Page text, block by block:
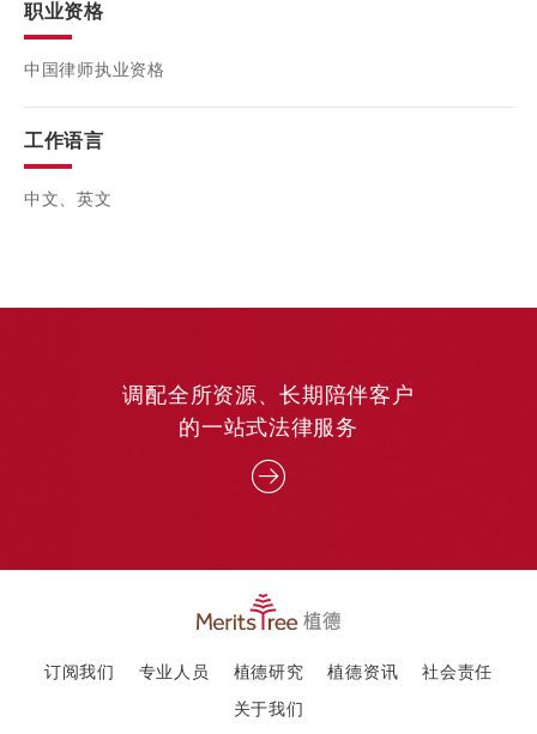
职业资格
中国律师执业资格
工作语言
中文、英文
调配全所资源、长期陪伴客户
的一站式法律服务
订阅我们 专业人员 植德研究 植德资讯
社会责任
关于我们